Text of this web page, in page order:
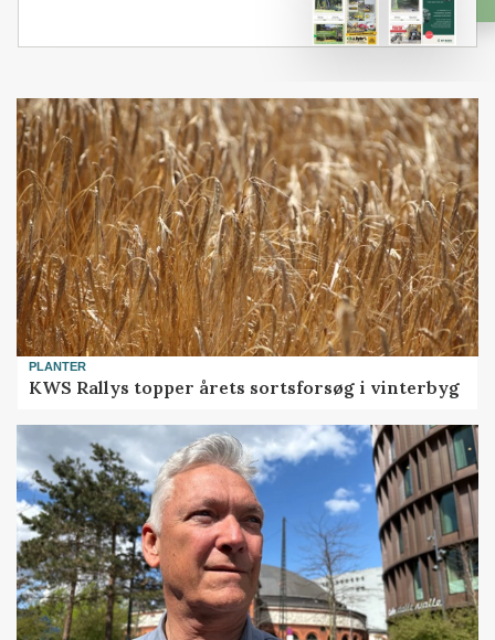
PLANTER
KWS Rallys topper årets sortsforsøg i vinterbyg